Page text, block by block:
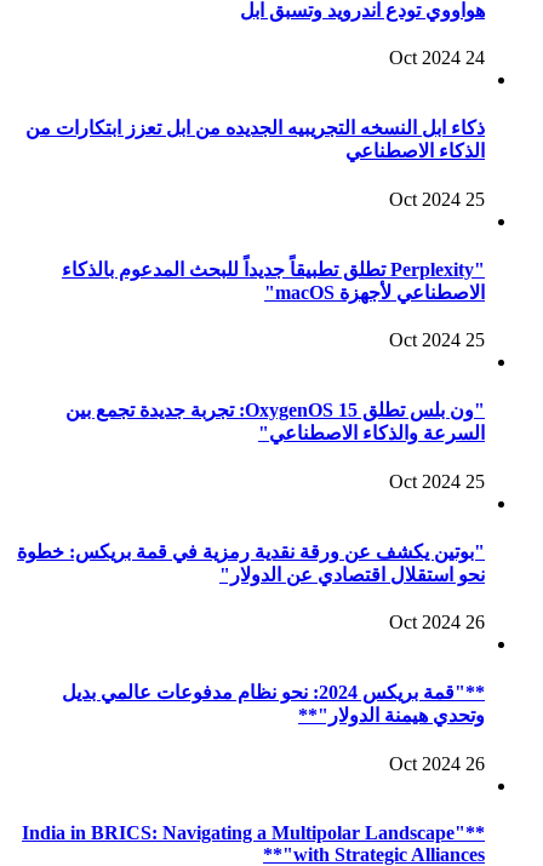
هواووي تودع اندرويد وتسبق ابل
24 Oct 2024
ذكاء ابل النسخه التجريبيه الجديده من ابل تعزز ابتكارات من
الذكاء الاصطناعي
25 Oct 2024
"Perplexity تطلق تطبيقاً جديداً للبحث المدعوم بالذكاء
الاصطناعي لأجهزة macOS"
25 Oct 2024
"ون بلس تطلق OxygenOS 15: تجربة جديدة تجمع بين
السرعة والذكاء الاصطناعي"
25 Oct 2024
"بوتين يكشف عن ورقة نقدية رمزية في قمة بريكس: خطوة
نحو استقلال اقتصادي عن الدولار"
26 Oct 2024
**"قمة بريكس 2024: نحو نظام مدفوعات عالمي بديل
وتحدي هيمنة الدولار"**
26 Oct 2024
**"India in BRICS: Navigating a Multipolar Landscape
with Strategic Alliances"**